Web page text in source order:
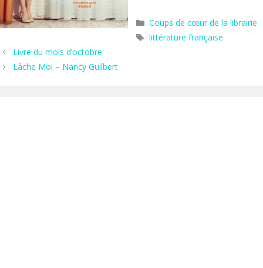
Catégories
Coups de cœur de la librairie
Étiquettes
littérature française
Livre du mois d’octobre
Lâche Moi – Nancy Guilbert